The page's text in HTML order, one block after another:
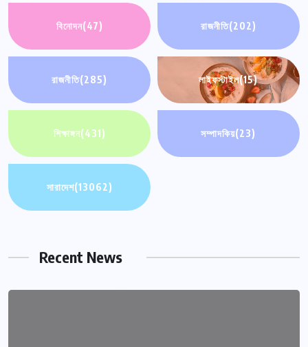
বিনোদন(47) রাজনীতি(202)
রাজনীতি(285) লাইফস্টাইল(15)
শিক্ষাঙ্গন(431) সম্পাদকিয়(23)
সারাদেশ(13062)
Recent News